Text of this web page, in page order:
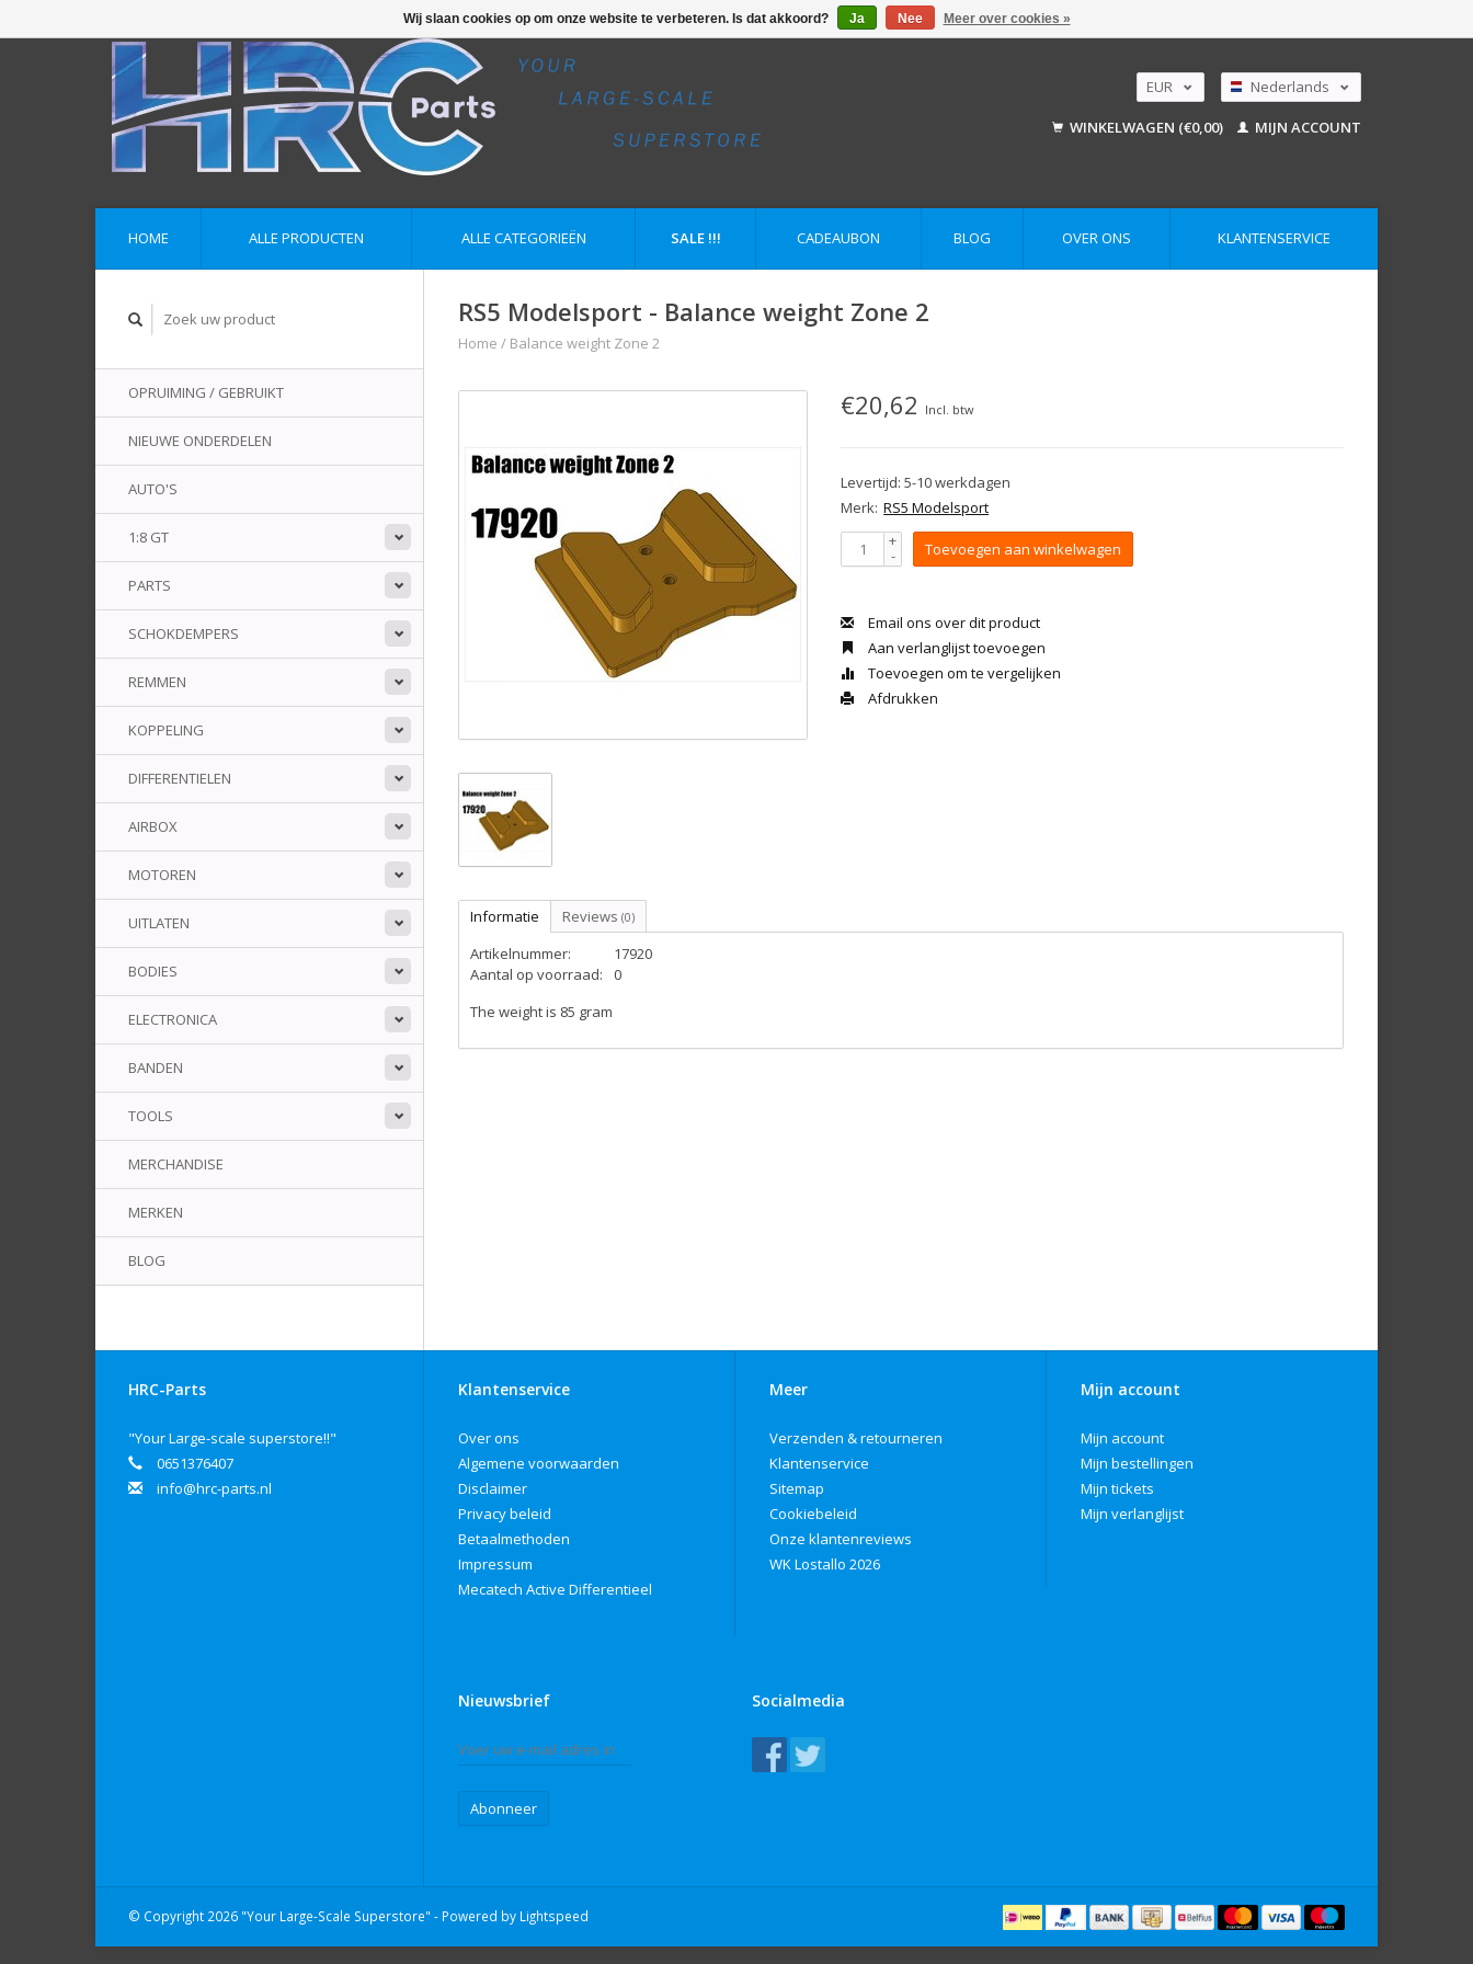
EUR
USD
Nederlands
English
WINKELWAGEN (€0,00) MIJN ACCOUNT
HOME ALLE PRODUCTEN ALLE CATEGORIEËN SALE !!! CADEAUBON BLOG OVER ONS KLANTENSERVICE
OPRUIMING / GEBRUIKT
NIEUWE ONDERDELEN
AUTO'S
1:8 GT
PARTS
SCHOKDEMPERS
REMMEN
KOPPELING
DIFFERENTIELEN
AIRBOX
MOTOREN
UITLATEN
BODIES
ELECTRONICA
BANDEN
TOOLS
MERCHANDISE
MERKEN
BLOG
RS5 Modelsport - Balance weight Zone 2
Home / Balance weight Zone 2
€20,62 Incl. btw
Levertijd: 5-10 werkdagen
Merk: RS5 Modelsport
+
- Toevoegen aan winkelwagen
Email ons over dit product
Aan verlanglijst toevoegen
Toevoegen om te vergelijken
Afdrukken
Informatie Reviews (0)
Artikelnummer:
17920
Aantal op voorraad:
0
The weight is 85 gram
HRC-Parts
"Your Large-scale superstore!!"
0651376407
info@hrc-parts.nl
Klantenservice
Over ons
Algemene voorwaarden
Disclaimer
Privacy beleid
Betaalmethoden
Impressum
Mecatech Active Differentieel
Meer
Verzenden & retourneren
Klantenservice
Sitemap
Cookiebeleid
Onze klantenreviews
WK Lostallo 2026
Mijn account
Mijn account
Mijn bestellingen
Mijn tickets
Mijn verlanglijst
Nieuwsbrief
Abonneer
Socialmedia
© Copyright 2026 "Your Large-Scale Superstore" - Powered by Lightspeed
Wij slaan cookies op om onze website te verbeteren. Is dat akkoord? Ja Nee Meer over cookies »